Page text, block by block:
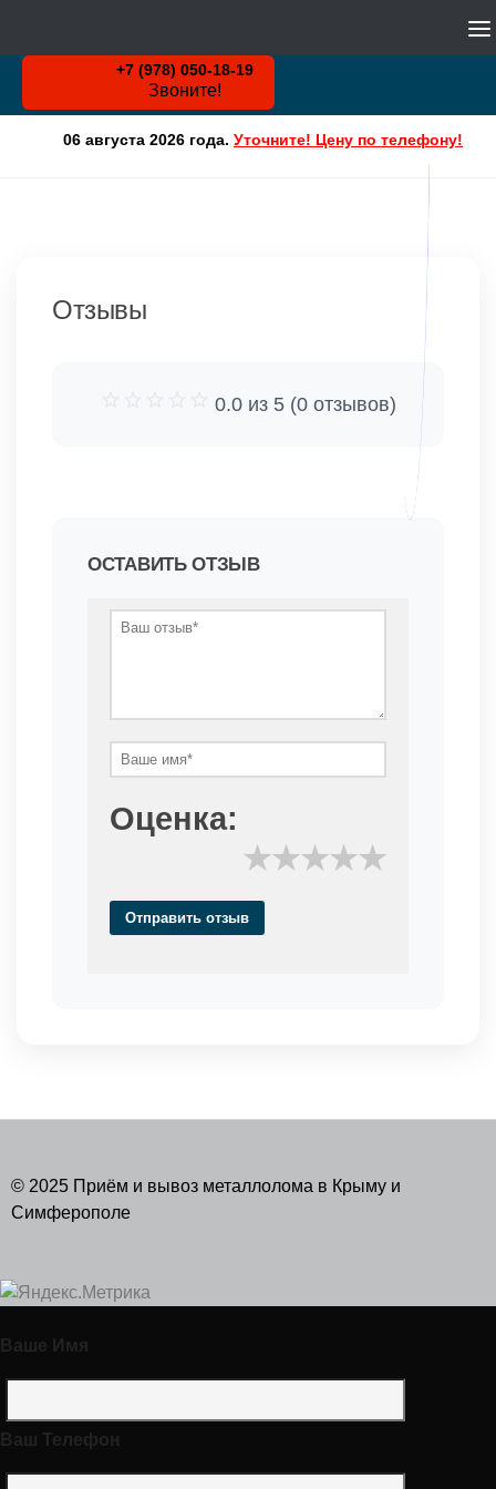
+7 (978) 050-18-19
Звоните!
06 августа 2026 года. Уточните! Цену по телефону!
Отзывы
0.0 из 5 (0 отзывов)
ОСТАВИТЬ ОТЗЫВ
Оценка:
★
★
★
★
★
Отправить отзыв
© 2025 Приём и вывоз металлолома в Крыму и
Симферополе
Ваше Имя
Ваш Телефон